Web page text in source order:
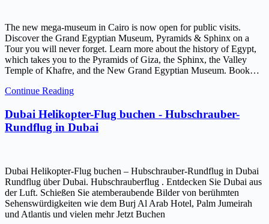
The new mega-museum in Cairo is now open for public visits.
Discover the Grand Egyptian Museum, Pyramids & Sphinx on a
Tour you will never forget. Learn more about the history of Egypt,
which takes you to the Pyramids of Giza, the Sphinx, the Valley
Temple of Khafre, and the New Grand Egyptian Museum. Book…
Continue Reading
Dubai Helikopter-Flug buchen - Hubschrauber-
Rundflug in Dubai
Dubai Helikopter-Flug buchen – Hubschrauber-Rundflug in Dubai
Rundflug über Dubai. Hubschrauberflug . Entdecken Sie Dubai aus
der Luft. Schießen Sie atemberaubende Bilder von berühmten
Sehenswürdigkeiten wie dem Burj Al Arab Hotel, Palm Jumeirah
und Atlantis und vielen mehr Jetzt Buchen